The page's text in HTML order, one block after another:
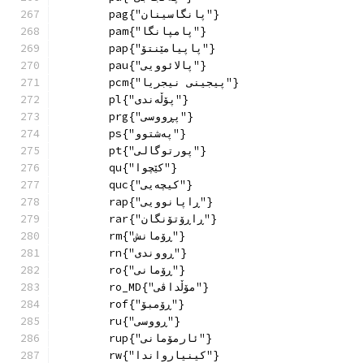
        pag{"پانگاسینان"}
        pam{"پامپانگا"}
        pap{"پاپیامێنتۆ"}
        pau{"پالائوویی"}
        pcm{"پیجینی نیجریا"}
        pl{"پۆڵەندی"}
        prg{"پڕووسی"}
        ps{"پەشتوو"}
        pt{"پورتوگالی"}
        qu{"کێچوا"}
        quc{"کیچەیی"}
        rap{"ڕاپانوویی"}
        rar{"ڕاڕۆتۆنگان"}
        rm{"ڕۆمانش"}
        rn{"ڕووندی"}
        ro{"ڕۆمانی"}
        ro_MD{"مۆڵداڤی"}
        rof{"ڕۆمبۆ"}
        ru{"ڕووسی"}
        rup{"ئارمۆمانی"}
        rw{"کینیارواندا"}